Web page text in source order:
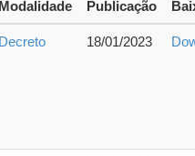
Modalidade Publicação
Decreto 18/01/2023